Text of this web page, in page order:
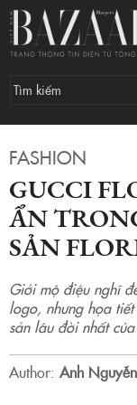
FASHION
GUCCI
ẨN
SẢN
Giới mộ điệu nghĩ
logo, nhưng họa
sản lâu đời nhất
Author: Anh Nguyễn